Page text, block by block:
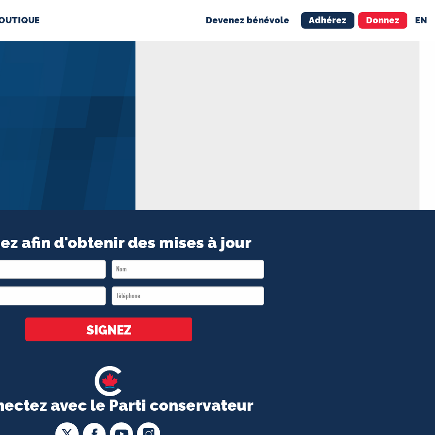
Devenez bénévole Adhérez Donnez EN
constitutifs
MÉDIAS
avec le Parti conservateur
afin d'obtenir des mises à jour
Last
Name
Téléphone
*
SIGNEZ